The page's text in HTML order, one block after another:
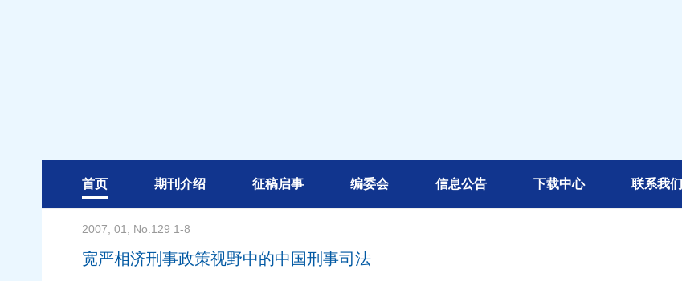
首页 期刊介绍 征稿启事 编委会 信息公告 下载中心 联系我们
2007, 01, No.129 1-8
宽严相济刑事政策视野中的中国刑事司法